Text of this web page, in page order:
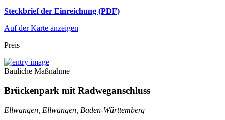
Steckbrief der Einreichung (PDF)
Auf der Karte anzeigen
Preis
Bauliche Maßnahme
Brückenpark mit Radweganschluss
Ellwangen, Ellwangen, Baden-Württemberg